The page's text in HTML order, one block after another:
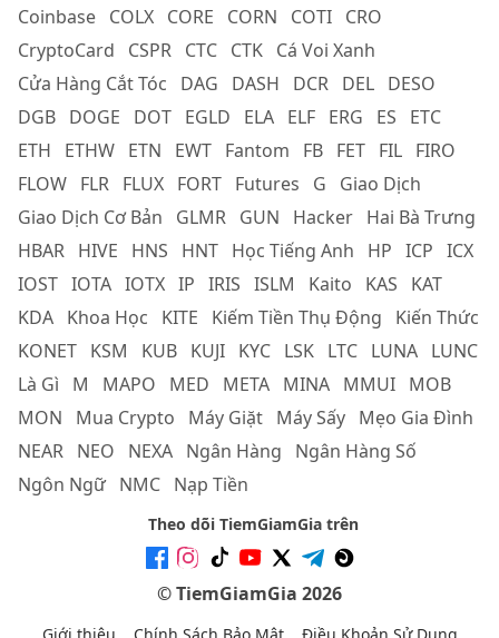
Coinbase COLX CORE CORN COTI CRO
CryptoCard
CSPR CTC CTK Cá Voi Xanh
Cửa Hàng Cắt Tóc
DAG DASH DCR DEL DESO
DGB DOGE DOT EGLD ELA ELF ERG ES
ETC
ETH
ETHW ETN EWT Fantom FB FET FIL FIRO
FLOW FLR FLUX FORT Futures G
Giao Dịch
Giao Dịch Cơ Bản
GLMR GUN Hacker Hai Bà Trưng
HBAR HIVE HNS HNT Học Tiếng Anh HP ICP ICX
IOST IOTA IOTX IP IRIS ISLM Kaito KAS
KAT
KDA Khoa Học KITE Kiếm Tiền Thụ Động
Kiến Thức
KONET KSM KUB KUJI KYC LSK LTC LUNA LUNC
Là Gì
M MAPO MED META MINA MMUI MOB
MON
Mua Crypto Máy Giặt Máy Sấy Mẹo Gia Đình
NEAR NEO NEXA Ngân Hàng
Ngân Hàng Số
Ngôn Ngữ NMC Nạp Tiền
Theo dõi TiemGiamGia trên
© TiemGiamGia 2026